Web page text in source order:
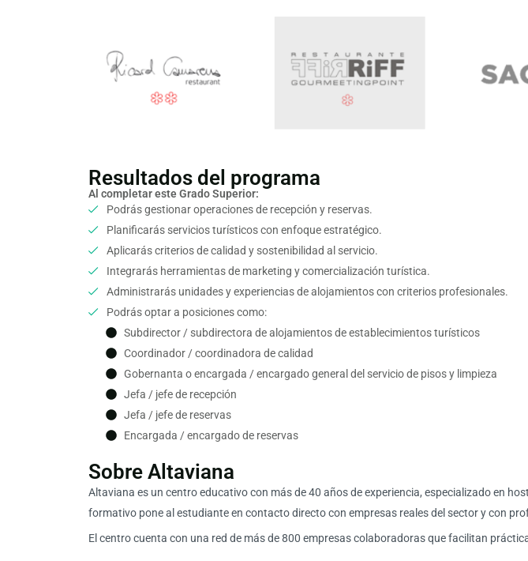
Resultados del programa
Al completar este Grado Superior:
Podrás gestionar operaciones de recepción y reservas.
Planificarás servicios turísticos con enfoque estratégico.
Aplicarás criterios de calidad y sostenibilidad al servicio.
Integrarás herramientas de marketing y comercialización turística.
Administrarás unidades y experiencias de alojamientos con criterios profesionales.
Podrás optar a posiciones como:
Subdirector / subdirectora de alojamientos de establecimientos turísticos
Coordinador / coordinadora de calidad
Gobernanta o encargada / encargado general del servicio de pisos y limpieza
Jefa / jefe de recepción
Jefa / jefe de reservas
Encargada / encargado de reservas
Sobre Altaviana
Altaviana es un centro educativo con más de 40 años de experiencia, especializado en
formativo pone al estudiante en contacto directo con empresas reales del sector y con
El centro cuenta con una red de más de 800 empresas colaboradoras que facilitan